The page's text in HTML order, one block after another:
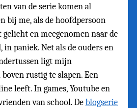
van de serie komen al
bij me, als de hoofdpersoon
en meegenomen naar de
paniek. Net als de ouders en
ligt mijn
rustig te slapen. Een
leeft. In games, Youtube en
van school. Deblogserie